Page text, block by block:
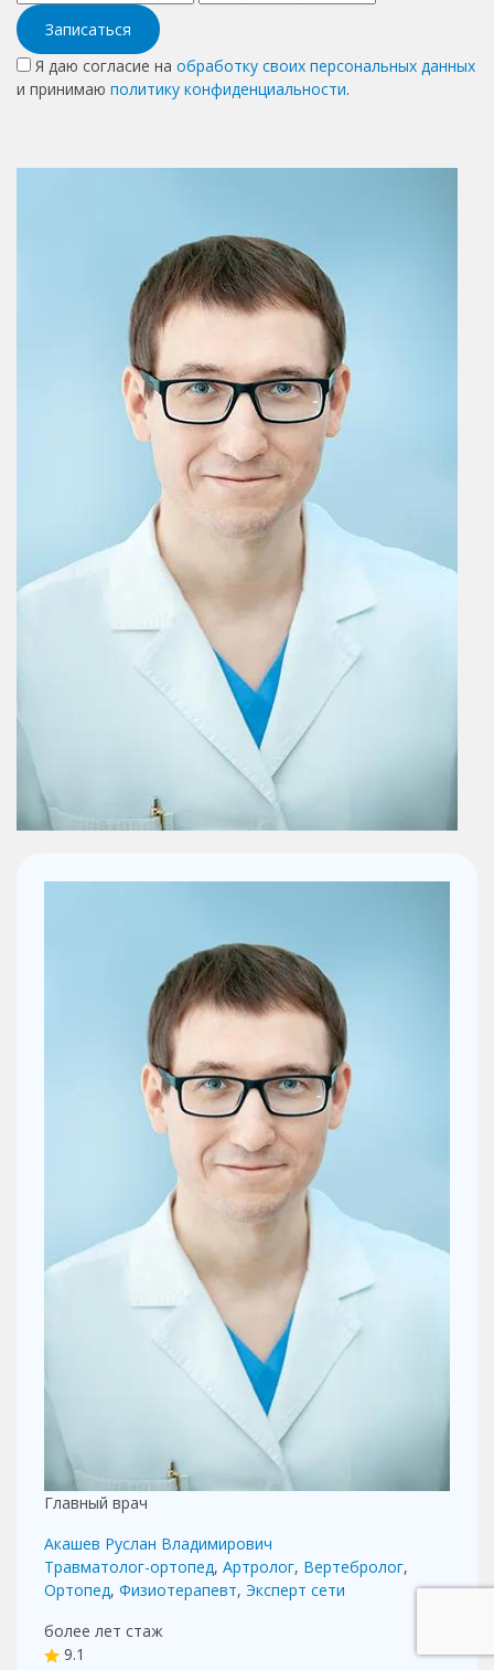
Записаться
Я даю согласие на обработку своих персональных данных
и принимаю политику конфиденциальности.
Главный врач
Акашев Руслан Владимирович
Травматолог-ортопед, Артролог, Вертебролог,
Ортопед, Физиотерапевт, Эксперт сети
более лет стаж
9.1